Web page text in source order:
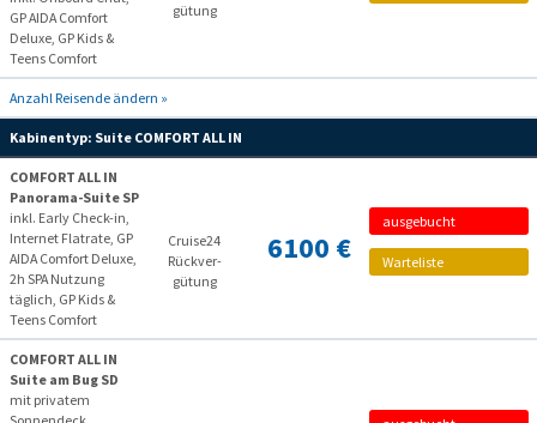
GP AIDA Comfort
Deluxe, GP Kids &
Teens Comfort
gütung
Anzahl Reisende ändern »
Kabinentyp: Suite COMFORT ALL IN
COMFORT ALL IN
Panorama-Suite SP
inkl. Early Check-in,
Internet Flatrate, GP
AIDA Comfort Deluxe,
2h SPA Nutzung
täglich, GP Kids &
Teens Comfort
Cruise24
Rückver­
gütung
6100 €
ausgebucht
Warteliste
COMFORT ALL IN
Suite am Bug SD
mit privatem